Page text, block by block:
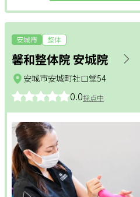
安城市 整体
馨和整体院 安城院
0.0採点中
安城市安城町社口堂54